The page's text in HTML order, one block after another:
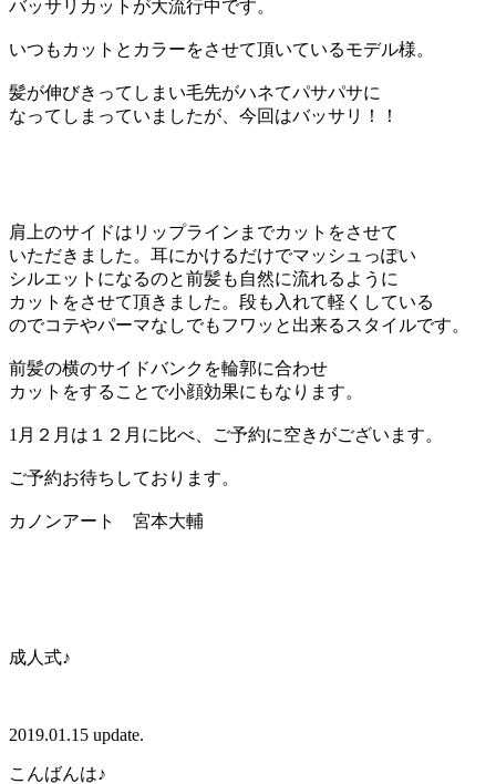
バッサリカットが大流行中です。
いつもカットとカラーをさせて頂いているモデル様。
髪が伸びきってしまい毛先がハネてパサパサに
なってしまっていましたが、今回はバッサリ！！
肩上のサイドはリップラインまでカットをさせて
いただきました。耳にかけるだけでマッシュっぽい
シルエットになるのと前髪も自然に流れるように
カットをさせて頂きました。段も入れて軽くしている
のでコテやパーマなしでもフワッと出来るスタイルです。
前髪の横のサイドバンクを輪郭に合わせ
カットをすることで小顔効果にもなります。
1月２月は１２月に比べ、ご予約に空きがございます。
ご予約お待ちしております。
カノンアート 宮本大輔
成人式♪
2019.01.15 update.
こんばんは♪